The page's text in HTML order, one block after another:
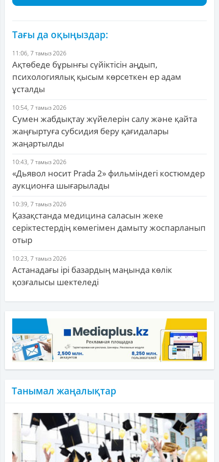
Тағы да оқыңыздар:
11:06, 7 тамыз 2026
Ақтөбеде бұрынғы сүйіктісін аңдып,
психологиялық қысым көрсеткен ер адам
ұсталды
10:54, 7 тамыз 2026
Сумен жабдықтау жүйелерін салу және қайта
жаңғыртуға субсидия беру қағидалары
жаңартылды
10:43, 7 тамыз 2026
«Дьявол носит Prada 2» фильміндегі костюмдер
аукционға шығарылады
10:39, 7 тамыз 2026
Қазақстанда медицина саласын жеке
серіктестердің көмегімен дамыту жоспарланып
отыр
10:23, 7 тамыз 2026
Астанадағы ірі базардың маңында көлік
қозғалысы шектеледі
Танымал жаңалықтар